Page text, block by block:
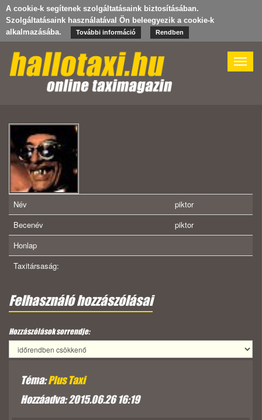
A cookie-k segítenek szolgáltatásaink biztosításában.
Szolgáltatásaink használatával Ön beleegyezik a cookie-k
alkalmazásába.
További információ Rendben
Toggle
Név
piktor
Becenév
piktor
Honlap
Taxitársaság:
Felhasználó hozzászólásai
Hozzászólások sorrendje:
Téma:Plus Taxi
Hozzáadva: 2015.06.26 16:19